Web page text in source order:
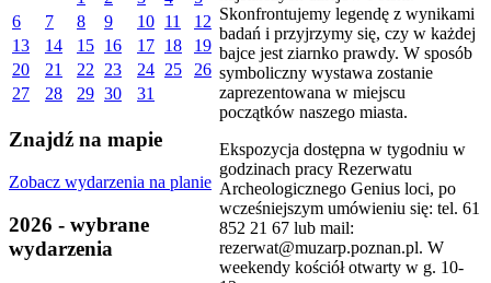
6
7 8 9 10 11
12
13
14 15 16 17 18
19
20
21 22 23 24 25
26
27
28 29 30 31
Znajdź na mapie
Zobacz wydarzenia na planie
2026 - wybrane
wydarzenia
Skonfrontujemy legendę z wynikami
badań i przyjrzymy się, czy w każdej
bajce jest ziarnko prawdy. W sposób
symboliczny wystawa zostanie
zaprezentowana w miejscu
początków naszego miasta.
Ekspozycja dostępna w tygodniu w
godzinach pracy Rezerwatu
Archeologicznego Genius loci, po
wcześniejszym umówieniu się: tel. 61
852 21 67 lub mail:
rezerwat@muzarp.poznan.pl. W
weekendy kościół otwarty w g. 10-